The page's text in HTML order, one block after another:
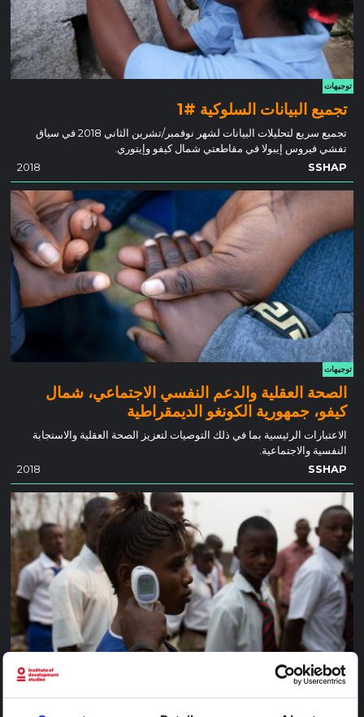
توجيهات
تجميع البيانات السلوكية #1
تجميع سريع لتحليلات البيانات لشهر نوفمبر/تشرين الثاني 2018 في سياق
تفشي فيروس إيبولا في مقاطعتي شمال كيفو وإيتوري.
SSHAP
2018
توجيهات
الصحة العقلية والدعم النفسي الاجتماعي، شمال
كيفو، جمهورية الكونغو الديمقراطية
الاعتبارات الرئيسية بما في ذلك التوصيات لتعزيز الصحة العقلية والاستجابة
النفسية والاجتماعية.
SSHAP
2018
توجيهات
تغيير السلوكيات وممارسات طلب الرعاية في منطقة
غراند نورد، شمال كيفو، جمهورية الكونغو